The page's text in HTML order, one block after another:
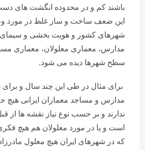
باشند کم و در محدوده انگشت های دست
این ضعف ساخت و ساز غلط در مورد
شهرهای کشور و هویت بخشی و سیمای
مدارس، معماری معلولان، معماری مساجد
سطح شهرها دیده می شود.
برای مثال در طی این چند سال و برای
مدارس و مساجد معماران ایرانی هیچ حرف
ندارند و بر حسب نوع نیاز نقشه ها از قبل
است و یا در مورد معلولان هم هیچ فکری نمی
که در شهرهای ایران هیچ معلول مادرزادی و